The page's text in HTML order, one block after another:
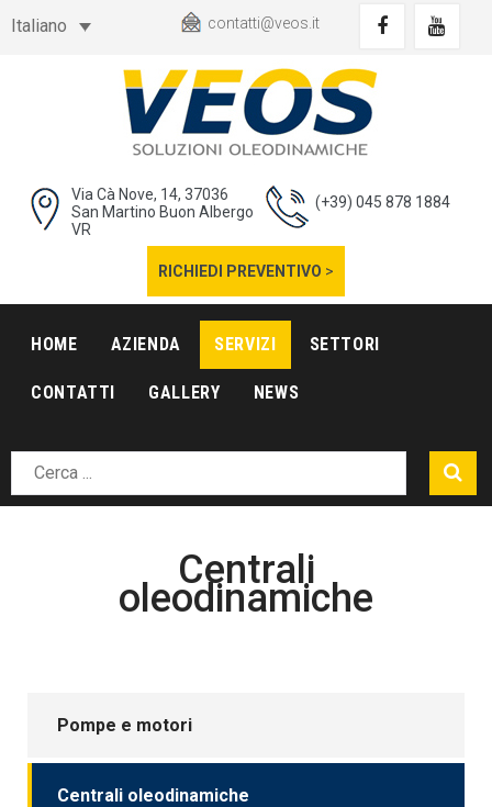
Italiano contatti@veos.it
Via Cà Nove, 14, 37036
San Martino Buon Albergo
VR
(+39) 045 878 1884
RICHIEDI PREVENTIVO >
HOME AZIENDA SERVIZI SETTORI
CONTATTI GALLERY NEWS
Centrali
oleodinamiche
Pompe e motori
Centrali oleodinamiche